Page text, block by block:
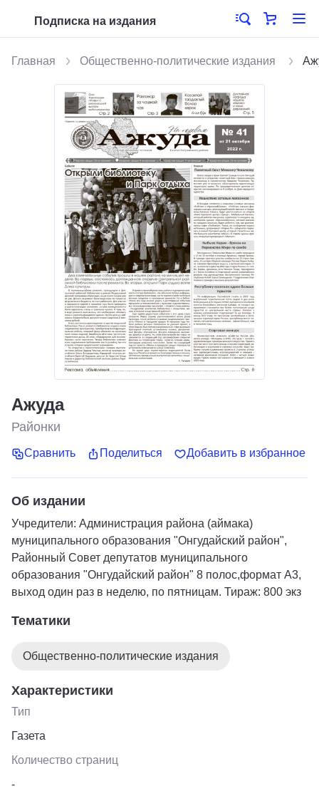
Подписка на издания
Главная Общественно-политические издания
Ажуда
Районки
Сравнить Поделиться Добавить в избранное
Об издании
Учредители: Администрация района (аймака)
муниципального образования "Онгудайский район",
Районный Совет депутатов муниципального
образования "Онгудайский район" 8 полос,формат А3,
выход один раз в неделю, по пятницам. Тираж: 800 экз
Тематики
Общественно-политические издания
Характеристики
Тип
Газета
Количество страниц
-